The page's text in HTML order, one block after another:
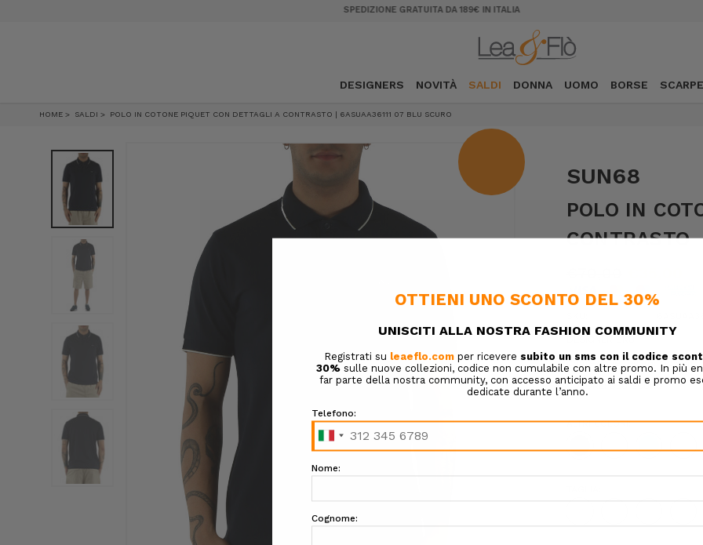
SALDI, SCONTI FINO AL 50%
DESIGNERS NOVITÀ SALDI DONNA UOMO BORSE SCARPE
HOME SALDI POLO IN COTONE PIQUET CON DETTAGLI A CONTRASTO | 6ASUAA36111 07 BLU SCURO
SUN68
POLO IN
CONTRASTO
Confezione regalo: Opzioni
COLORE:BLU SCURO
ALTRI COLORI: